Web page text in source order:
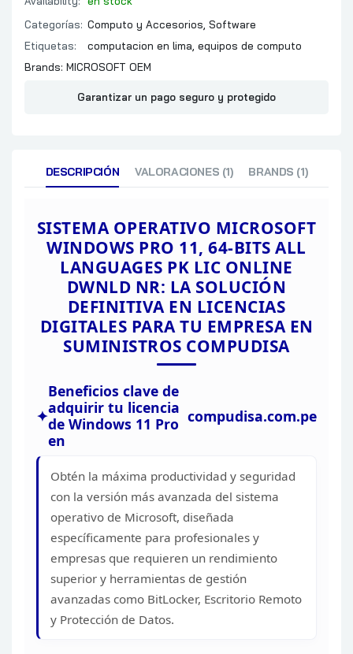
Categorías: Computo y Accesorios Software
Etiquetas:
computacion en lima equipos de computo
Brands: MICROSOFT OEM
Garantizar un pago seguro y protegido
DESCRIPCIÓN VALORACIONES (1) BRANDS (1)
SISTEMA OPERATIVO MICROSOFT
WINDOWS PRO 11, 64-BITS ALL
LANGUAGES PK LIC ONLINE
DWNLD NR: LA SOLUCIÓN
DEFINITIVA EN LICENCIAS
DIGITALES PARA TU EMPRESA EN
SUMINISTROS COMPUDISA
Beneficios clave de
adquirir tu licencia
de Windows 11 Pro
en
compudisa.com.pe
Obtén la máxima productividad y seguridad
con la versión más avanzada del sistema
operativo de Microsoft, diseñada
específicamente para profesionales y
empresas que requieren un rendimiento
superior y herramientas de gestión
avanzadas como BitLocker, Escritorio Remoto
y Protección de Datos.